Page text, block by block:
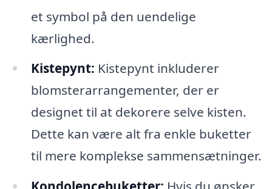
et symbol på den uendelige
kærlighed.
Kistepynt: Kistepynt inkluderer
blomsterarrangementer, der er
designet til at dekorere selve kisten.
Dette kan være alt fra enkle buketter
til mere komplekse sammensætninger.